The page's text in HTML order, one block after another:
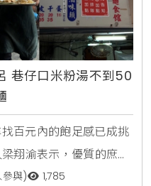
巷仔口米粉湯不到50
百元內的飽足感已成挑
翔渝表示，優質的庶民
備食材處理的細緻度。
參與) 1,785